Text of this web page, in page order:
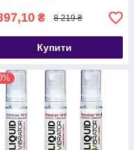
₴ 8 219 ₴
Купити